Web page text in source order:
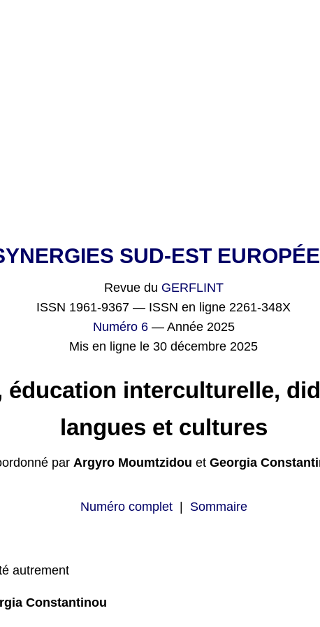
SUD-EST
Revue du GERFLINT
ISSN 1961-9367 — ISSN en ligne 2261-348X
Numéro 6— Année 2025
Mis en ligne le 30 décembre 2025
éducation interculturelle,
langues et cultures
par Argyro Moumtzidou et Georgia
Numéro complet| Sommaire
autrement
Constantinou